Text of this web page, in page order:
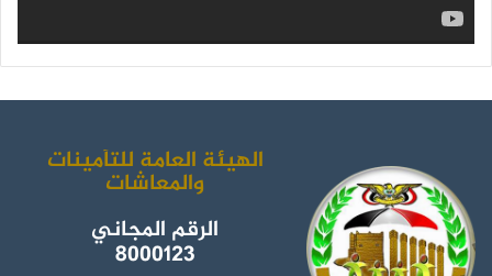
الهيئة العامة للتأمينات
والمعاشات
الرقم المجاني
8000123